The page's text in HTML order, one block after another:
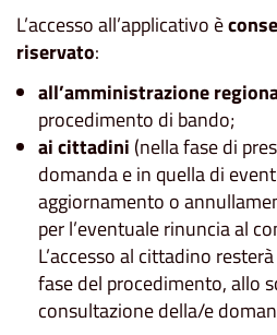
L’accesso all’applicativo è
riservato:
all’amministrazione
procedimento di bando;
ai cittadini (nella fase di
domanda e in quella di
aggiornamento o
per l’eventuale rinuncia al
L’accesso al cittadino
fase del procedimento, allo
consultazione della/e